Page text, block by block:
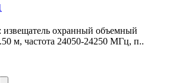
охранный объемный
м, частота 24050-24250 МГц, п..